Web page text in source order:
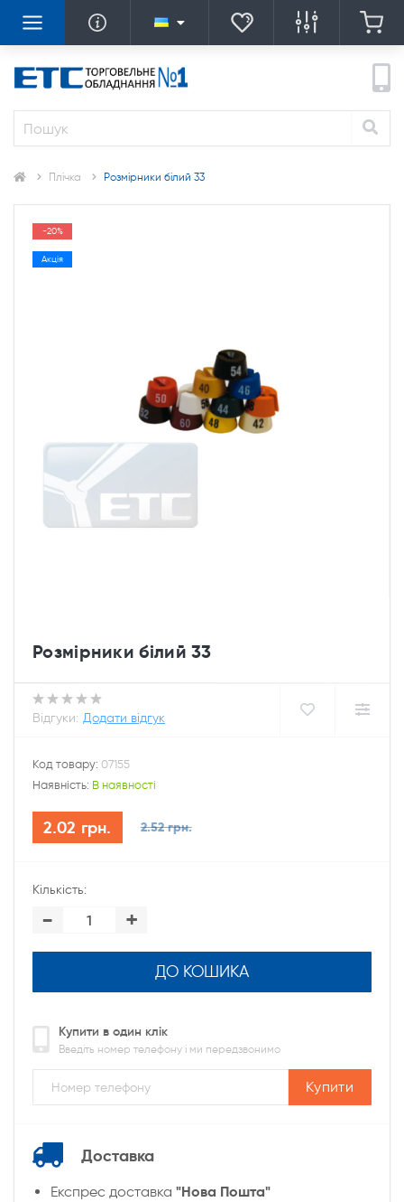
Плічка Розмірники білий 33
-20%
Акція
Розмірники білий 33
Відгуки: Додати відгук
Код товару: 07155
Наявність: В наявності
2.02 грн. 2.52 грн.
Кількість:
- +
ДО КОШИКА
Купити в один клік
Введіть номер телефону і ми передзвонимо
Купити
Доставка
Експрес доставка "Нова Пошта"